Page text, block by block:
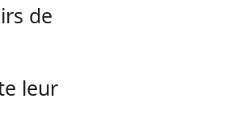
de
leur